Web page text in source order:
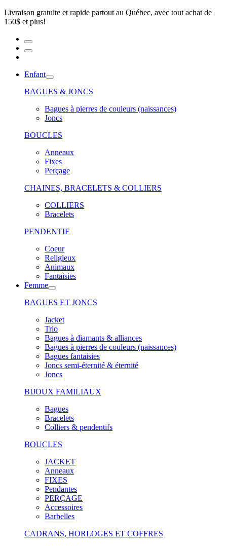
Livraison gratuite et rapide partout au Québec, avec tout achat de
150$ et plus!
Enfant
BAGUES & JONCS
Bagues à pierres de couleurs (naissances)
Joncs
BOUCLES
Anneaux
Fixes
Perçage
CHAINES, BRACELETS & COLLIERS
COLLIERS
Bracelets
PENDENTIF
Coeur
Religieux
Animaux
Fantaisies
Femme
BAGUES ET JONCS
Jacket
Trio
Bagues à diamants & alliances
Bagues à pierres de couleurs (naissances)
Bagues fantaisies
Joncs semi-éternité & éternité
Joncs
BIJOUX FAMILIAUX
Bagues
Bracelets
Colliers & pendentifs
BOUCLES
JACKET
Anneaux
FIXES
Pendantes
PERÇAGE
Accessoires
Barbelles
CADRANS, HORLOGES ET COFFRES